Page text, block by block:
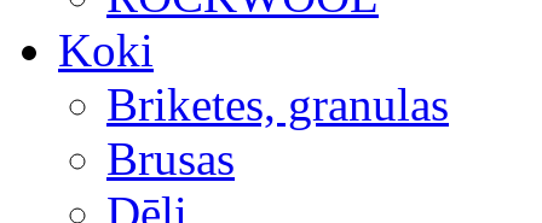
Koki
Briketes, granulas
Brusas